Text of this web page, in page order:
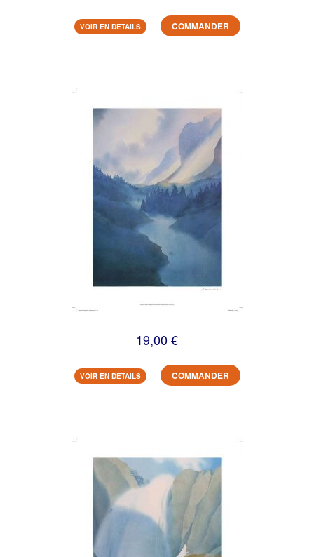
VOIR EN DETAILS COMMANDER
19,00 €
VOIR EN DETAILS COMMANDER